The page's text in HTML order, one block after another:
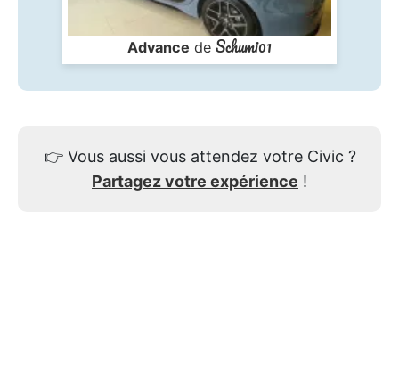
Advance de Schumi01
👉Vous aussi vous attendez votre Civic ?
Partagez votre expérience !